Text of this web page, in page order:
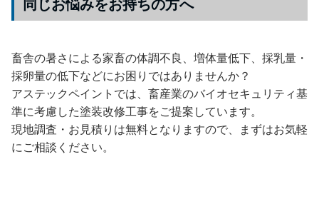
同じお悩みをお持ちの方へ
畜舎の暑さによる家畜の体調不良、増体量低下、採乳量・
採卵量の低下などにお困りではありませんか？
アステックペイントでは、畜産業のバイオセキュリティ基
準に考慮した塗装改修工事をご提案しています。
現地調査・お見積りは無料となりますので、まずはお気軽
にご相談ください。